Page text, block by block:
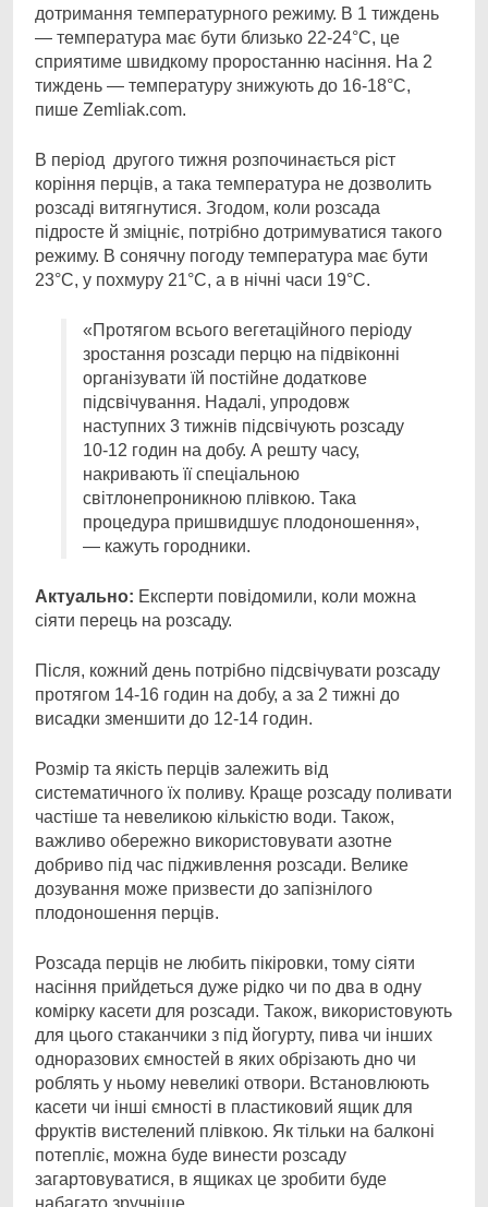
дотримання температурного режиму. В 1 тиждень
— температура має бути близько 22-24°С, це
сприятиме швидкому проростанню насіння. На 2
тиждень — температуру знижують до 16-18°С,
пише Zemliak.com.
В період другого тижня розпочинається ріст
коріння перців, а така температура не дозволить
розсаді витягнутися. Згодом, коли розсада
підросте й зміцніє, потрібно дотримуватися такого
режиму. В сонячну погоду температура має бути
23°С, у похмуру 21°С, а в нічні часи 19°С.
«Протягом всього вегетаційного періоду
зростання розсади перцю на підвіконні
організувати їй постійне додаткове
підсвічування. Надалі, упродовж
наступних 3 тижнів підсвічують розсаду
10-12 годин на добу. А решту часу,
накривають її спеціальною
світлонепроникною плівкою. Така
процедура пришвидшує плодоношення»,
— кажуть городники.
Актуально: Експерти повідомили, коли можна
сіяти перець на розсаду.
Після, кожний день потрібно підсвічувати розсаду
протягом 14-16 годин на добу, а за 2 тижні до
висадки зменшити до 12-14 годин.
Розмір та якість перців залежить від
систематичного їх поливу. Краще розсаду поливати
частіше та невеликою кількістю води. Також,
важливо обережно використовувати азотне
добриво під час підживлення розсади. Велике
дозування може призвести до запізнілого
плодоношення перців.
Розсада перців не любить пікіровки, тому сіяти
насіння прийдеться дуже рідко чи по два в одну
комірку касети для розсади. Також, використовують
для цього стаканчики з під йогурту, пива чи інших
одноразових ємностей в яких обрізають дно чи
роблять у ньому невеликі отвори. Встановлюють
касети чи інші ємності в пластиковий ящик для
фруктів вистелений плівкою. Як тільки на балконі
потепліє, можна буде винести розсаду
загартовуватися, в ящиках це зробити буде
набагато зручніше.